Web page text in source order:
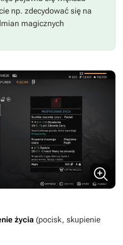
np. zdecydować się na
magicznych
życia (pocisk, skupienie